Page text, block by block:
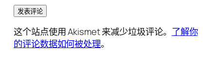
这个站点使用 Akismet 来减少垃圾评论。 了解你
的评论数据如何被处理。